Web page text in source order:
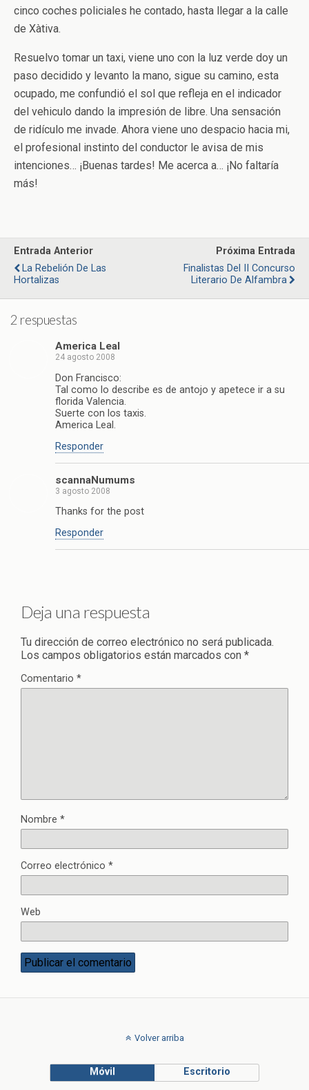
cinco coches policiales he contado, hasta llegar a la calle
de Xàtiva.
Resuelvo tomar un taxi, viene uno con la luz verde doy un
paso decidido y levanto la mano, sigue su camino, esta
ocupado, me confundió el sol que refleja en el indicador
del vehiculo dando la impresión de libre. Una sensación
de ridículo me invade. Ahora viene uno despacio hacia mi,
el profesional instinto del conductor le avisa de mis
intenciones… ¡Buenas tardes! Me acerca a… ¡No faltaría
más!
Entrada Anterior
La Rebelión De Las
Hortalizas
Próxima Entrada
Finalistas Del II Concurso
Literario De Alfambra
2 respuestas
America Leal
24 agosto 2008
Don Francisco:
Tal como lo describe es de antojo y apetece ir a su
florida Valencia.
Suerte con los taxis.
America Leal.
Responder
scannaNumums
3 agosto 2008
Thanks for the post
Responder
Deja una respuesta
Tu dirección de correo electrónico no será publicada.
Los campos obligatorios están marcados con *
Comentario *
Nombre *
Correo electrónico *
Web
Volver arriba
Móvil Escritorio